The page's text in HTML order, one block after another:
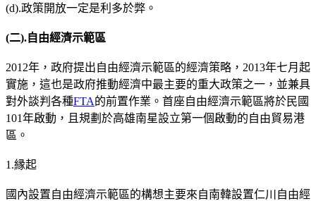
(d).政策開放一定是利多於弊。
(二).自由經濟示範區
2012年，政府提出自由經濟示範區的經濟策略，2013年七月起
實施，這也是政府推動經濟中最主要的重大政策之一，並兼具
對外談判各種FTA的前置作業。首座自由經濟示範區將於民國
101年啟動，且規劃於高雄南星設立第一個啟動的自由貿易港
區。
1.縁起
國內設置自由經濟示範區的構想主要來自南韓設置仁川自由經